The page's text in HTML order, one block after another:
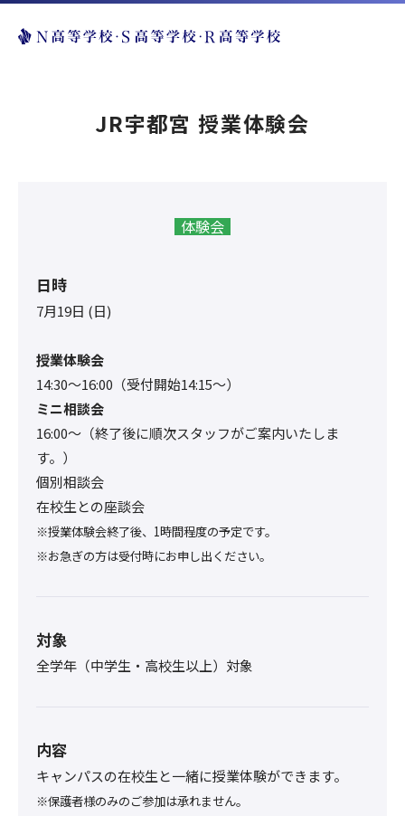
JR宇都宮 授業体験会
体験会
日時
7月19日 (日)
授業体験会
14:30〜16:00（受付開始14:15～）
ミニ相談会
16:00〜（終了後に順次スタッフがご案内いたしま
す。）
個別相談会
在校生との座談会
※授業体験会終了後、1時間程度の予定です。
※お急ぎの方は受付時にお申し出ください。
対象
全学年（中学生・高校生以上）対象
内容
キャンパスの在校生と一緒に授業体験ができます。
※保護者様のみのご参加は承れません。